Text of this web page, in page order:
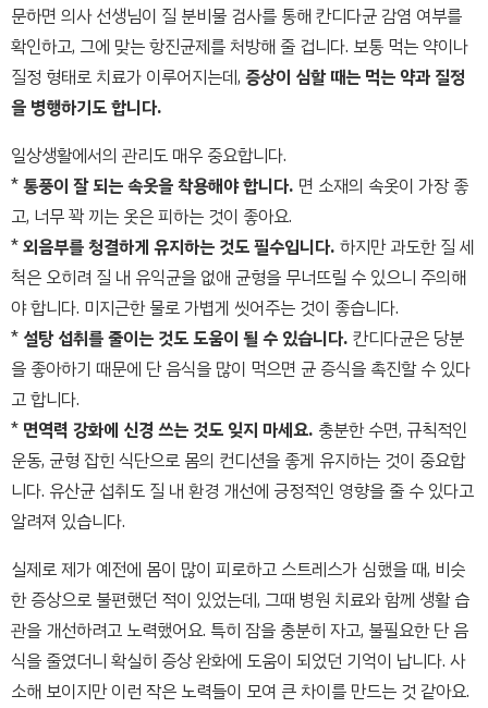
문하면 의사 선생님이 질 분비물 검사를 통해 칸디다균 감염 여부를
확인하고, 그에 맞는 항진균제를 처방해 줄 겁니다. 보통 먹는 약이나
질정 형태로 치료가 이루어지는데, 증상이 심할 때는 먹는 약과 질정
을 병행하기도 합니다.
일상생활에서의 관리도 매우 중요합니다.
*통풍이 잘 되는 속옷을 착용해야 합니다. 면 소재의 속옷이 가장 좋
고, 너무 꽉 끼는 옷은 피하는 것이 좋아요.
*외음부를 청결하게 유지하는 것도 필수입니다. 하지만 과도한 질 세
척은 오히려 질 내 유익균을 없애 균형을 무너뜨릴 수 있으니 주의해
야 합니다. 미지근한 물로 가볍게 씻어주는 것이 좋습니다.
* 설탕 섭취를 줄이는 것도 도움이 될 수 있습니다. 칸디다균은 당분
을 좋아하기 때문에 단 음식을 많이 먹으면 균 증식을 촉진할 수 있다
고 합니다.
* 면역력 강화에 신경 쓰는 것도 잊지 마세요. 충분한 수면, 규칙적인
운동, 균형 잡힌 식단으로 몸의 컨디션을 좋게 유지하는 것이 중요합
니다. 유산균 섭취도 질 내 환경 개선에 긍정적인 영향을 줄 수 있다고
알려져 있습니다.
실제로 제가 예전에 몸이 많이 피로하고 스트레스가 심했을 때, 비슷
한 증상으로 불편했던 적이 있었는데, 그때 병원 치료와 함께 생활 습
관을 개선하려고 노력했어요. 특히 잠을 충분히 자고, 불필요한 단 음
식을 줄였더니 확실히 증상 완화에 도움이 되었던 기억이 납니다. 사
소해 보이지만 이런 작은 노력들이 모여 큰 차이를 만드는 것 같아요.